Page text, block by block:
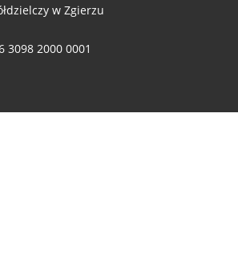
w Zgierzu
3098 2000 0001